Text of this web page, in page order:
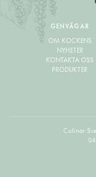
GENVÄGAR
OM KOCKENS
NYHETER
KONTAKTA OSS
PRODUKTER
Culinar